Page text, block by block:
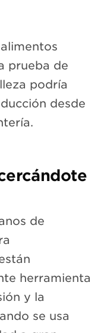
prueba de
podría
desde
de
herramienta
y la
se usa